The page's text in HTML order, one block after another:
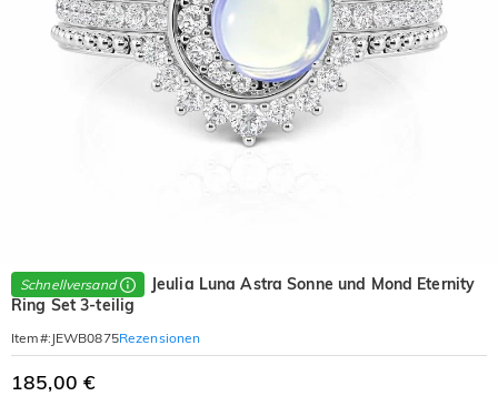
Schnellversand
Jeulia Luna Astra Sonne und Mond Eternity
Ring Set 3-teilig
Item#: JEWB0875Rezensionen
185,00 €